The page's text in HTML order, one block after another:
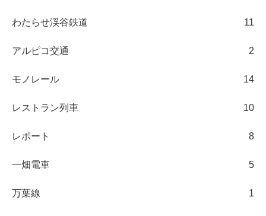
わたらせ渓谷鉄道 11
アルピコ交通 2
モノレール 14
レストラン列車 10
レポート 8
一畑電車 5
万葉線 1